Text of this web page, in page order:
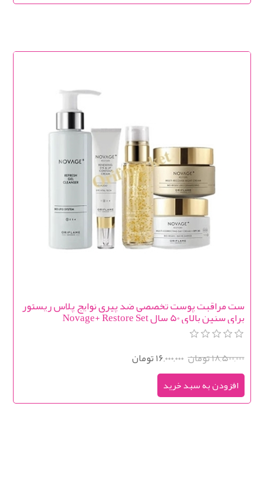
ست مراقبت پوست تخصصی ضد پیری نوایج پلاس ریستور
برای سنین بالای 50 سال Novage+ Restore Set
18,500,000 تومان 16,000,000 تومان